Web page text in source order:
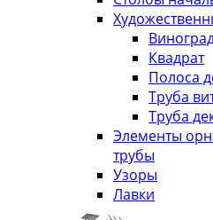
Квадрат
Полоса
Труба
Труба
Элементы
трубы
Узоры
Лавки